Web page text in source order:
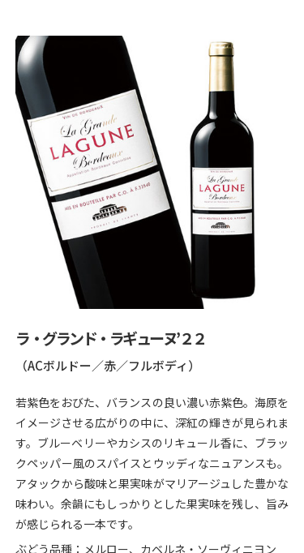
ラ・グランド・ラギューヌ’２２
（ACボルドー／赤／フルボディ）
若紫色をおびた、バランスの良い濃い赤紫色。海原を
イメージさせる広がりの中に、深紅の輝きが見られま
す。ブルーベリーやカシスのリキュール香に、ブラッ
クペッパー風のスパイスとウッディなニュアンスも。
アタックから酸味と果実味がマリアージュした豊かな
味わい。余韻にもしっかりとした果実味を残し、旨み
が感じられる一本です。
ぶどう品種：メルロー、カベルネ・ソーヴィニヨン